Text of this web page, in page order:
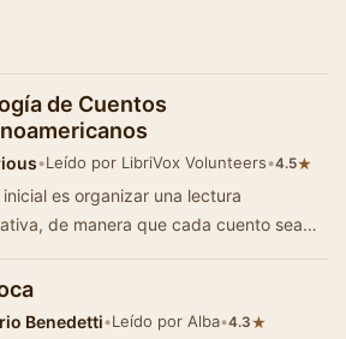
de Cuentos
•Leído por LibriVox Volunteers•4.5★
inicial es organizar una lectura
de manera que cada cuento sea
Benedetti•Leído por Alba•4.3★